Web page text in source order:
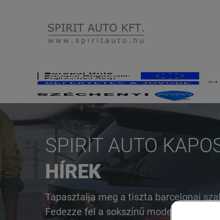
Volkswagen
Gyorskereső
Azonnal elvihető modelleink
Névjegy keresése
Ajánlat
Névjegy keresése Szolgáltatásaink
Áttekintés
SPIRIT AUTO
HÍREK
Tapasztalja meg a tiszta barcelonai
Fedezze fel a sokszínű modelljeinket